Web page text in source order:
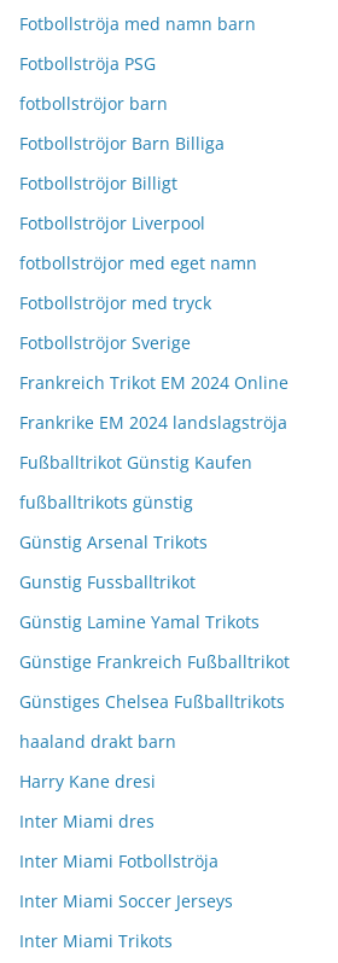
Fotbollströja med namn barn
Fotbollströja PSG
fotbollströjor barn
Fotbollströjor Barn Billiga
Fotbollströjor Billigt
Fotbollströjor Liverpool
fotbollströjor med eget namn
Fotbollströjor med tryck
Fotbollströjor Sverige
Frankreich Trikot EM 2024 Online
Frankrike EM 2024 landslagströja
Fußballtrikot Günstig Kaufen
fußballtrikots günstig
Günstig Arsenal Trikots
Gunstig Fussballtrikot
Günstig Lamine Yamal Trikots
Günstige Frankreich Fußballtrikot
Günstiges Chelsea Fußballtrikots
haaland drakt barn
Harry Kane dresi
Inter Miami dres
Inter Miami Fotbollströja
Inter Miami Soccer Jerseys
Inter Miami Trikots